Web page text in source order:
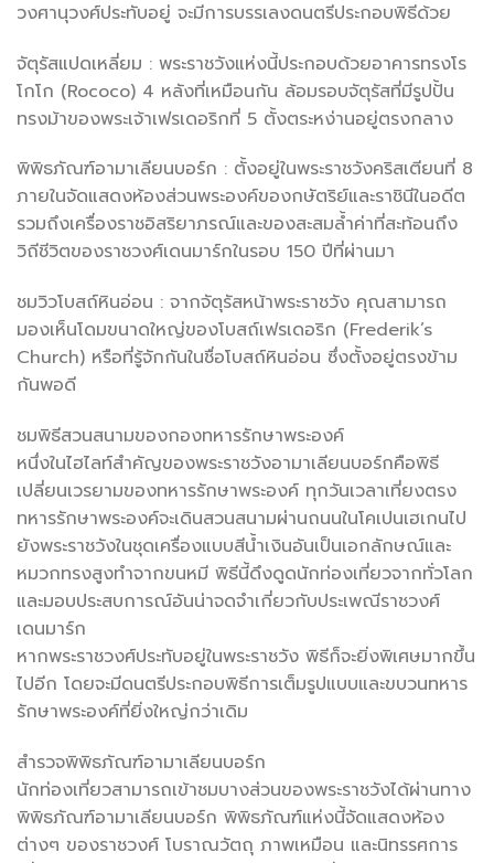
วงศานุวงศ์ประทับอยู่ จะมีการบรรเลงดนตรีประกอบพิธีด้วย
จัตุรัสแปดเหลี่ยม : พระราชวังแห่งนี้ประกอบด้วยอาคารทรงโร
โกโก (Rococo) 4 หลังที่เหมือนกัน ล้อมรอบจัตุรัสที่มีรูปปั้น
ทรงม้าของพระเจ้าเฟรเดอริกที่ 5 ตั้งตระหง่านอยู่ตรงกลาง
พิพิธภัณฑ์อามาเลียนบอร์ก : ตั้งอยู่ในพระราชวังคริสเตียนที่ 8
ภายในจัดแสดงห้องส่วนพระองค์ของกษัตริย์และราชินีในอดีต
รวมถึงเครื่องราชอิสริยาภรณ์และของสะสมล้ำค่าที่สะท้อนถึง
วิถีชีวิตของราชวงศ์เดนมาร์กในรอบ 150 ปีที่ผ่านมา
ชมวิวโบสถ์หินอ่อน : จากจัตุรัสหน้าพระราชวัง คุณสามารถ
มองเห็นโดมขนาดใหญ่ของโบสถ์เฟรเดอริก (Frederik’s
Church) หรือที่รู้จักกันในชื่อโบสถ์หินอ่อน ซึ่งตั้งอยู่ตรงข้าม
กันพอดี
ชมพิธีสวนสนามของกองทหารรักษาพระองค์
หนึ่งในไฮไลท์สำคัญของพระราชวังอามาเลียนบอร์กคือพิธี
เปลี่ยนเวรยามของทหารรักษาพระองค์ ทุกวันเวลาเที่ยงตรง
ทหารรักษาพระองค์จะเดินสวนสนามผ่านถนนในโคเปนเฮเกนไป
ยังพระราชวังในชุดเครื่องแบบสีน้ำเงินอันเป็นเอกลักษณ์และ
หมวกทรงสูงทำจากขนหมี พิธีนี้ดึงดูดนักท่องเที่ยวจากทั่วโลก
และมอบประสบการณ์อันน่าจดจำเกี่ยวกับประเพณีราชวงศ์
เดนมาร์ก
หากพระราชวงศ์ประทับอยู่ในพระราชวัง พิธีก็จะยิ่งพิเศษมากขึ้น
ไปอีก โดยจะมีดนตรีประกอบพิธีการเต็มรูปแบบและขบวนทหาร
รักษาพระองค์ที่ยิ่งใหญ่กว่าเดิม
สำรวจพิพิธภัณฑ์อามาเลียนบอร์ก
นักท่องเที่ยวสามารถเข้าชมบางส่วนของพระราชวังได้ผ่านทาง
พิพิธภัณฑ์อามาเลียนบอร์ก พิพิธภัณฑ์แห่งนี้จัดแสดงห้อง
ต่างๆ ของราชวงศ์ โบราณวัตถุ ภาพเหมือน และนิทรรศการ